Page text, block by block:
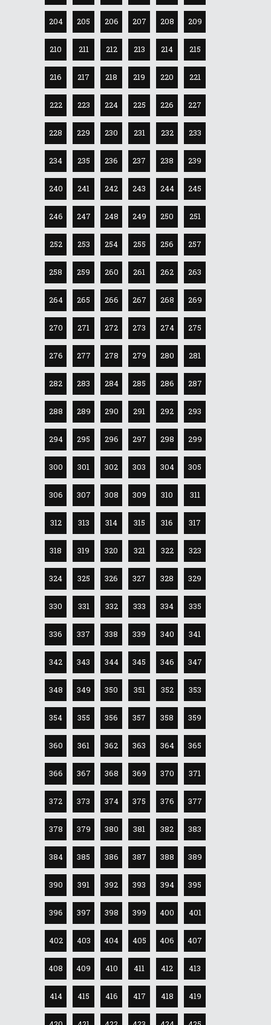
204 205 206 207 208 209
210 211 212 213 214 215
216 217 218 219 220 221
222 223 224 225 226 227
228 229 230 231 232 233
234 235 236 237 238 239
240 241 242 243 244 245
246 247 248 249 250 251
252 253 254 255 256 257
258 259 260 261 262 263
264 265 266 267 268 269
270 271 272 273 274 275
276 277 278 279 280 281
282 283 284 285 286 287
288 289 290 291 292 293
294 295 296 297 298 299
300 301 302 303 304 305
306 307 308 309 310 311
312 313 314 315 316 317
318 319 320 321 322 323
324 325 326 327 328 329
330 331 332 333 334 335
336 337 338 339 340 341
342 343 344 345 346 347
348 349 350 351 352 353
354 355 356 357 358 359
360 361 362 363 364 365
366 367 368 369 370 371
372 373 374 375 376 377
378 379 380 381 382 383
384 385 386 387 388 389
390 391 392 393 394 395
396 397 398 399 400 401
402 403 404 405 406 407
408 409 410 411 412 413
414 415 416 417 418 419